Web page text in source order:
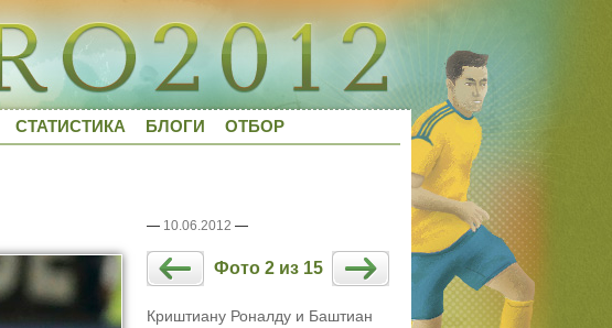
СТАТИСТИКА БЛОГИ ОТБОР
— 10.06.2012 —
Фото 2 из 15
Криштиану Роналду и Баштиан